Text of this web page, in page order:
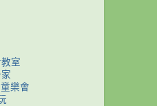
室
樂會